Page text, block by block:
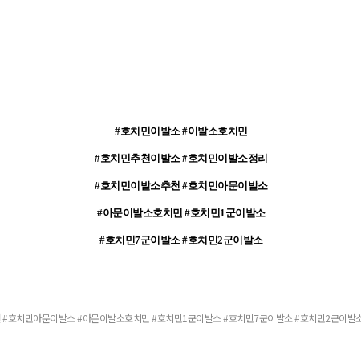
#호치민이발소 #이발소호치민
#호치민추천이발소 #호치민이발소정리
#호치민이발소추천 #호치민아문이발소
#아문이발소호치민 #호치민1군이발소
#호치민7군이발소 #호치민2군이발소
치민아문이발소 #아문이발소호치민 #호치민1군이발소 #호치민7군이발소 #호치민2군이발